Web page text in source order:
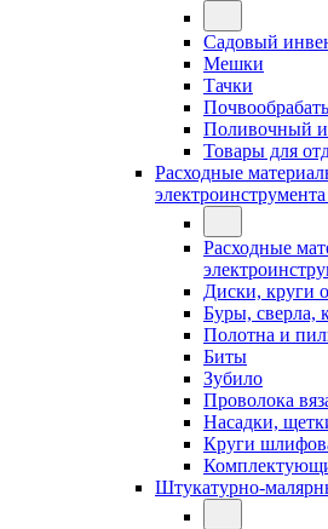
Садовый
Мешки
Тачки
Поливочный
Товары для
Расходные
электроинструмента
Расходные
Диски, круги
Буры, сверла,
Полотна и
Биты
Зубило
Проволока
Насадки,
Круги
Штукатурно-